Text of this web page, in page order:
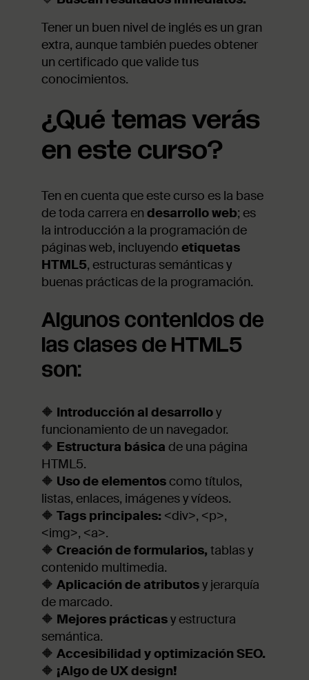
Tener un buen nivel de inglés es un gran
extra, aunque también puedes obtener
un certificado que valide tus
conocimientos.
¿Qué temas verás
en este curso?
Ten en cuenta que este curso es la base
de toda carrera en desarrollo web; es
la introducción a la programación de
páginas web, incluyendo etiquetas
HTML5, estructuras semánticas y
buenas prácticas de la programación.
Algunos contenidos de
las clases de HTML5
son:
🔶 Introducción al desarrolloy
funcionamiento de un navegador.
🔶 Estructura básica de una página
HTML5.
🔶 Uso de elementoscomo títulos,
listas, enlaces, imágenes y vídeos.
🔶 Tags principales: <div>, <p>,
<img>, <a>.
🔶 Creación de formularios, tablas y
contenido multimedia.
🔶 Aplicación de atributosy jerarquía
de marcado.
🔶 Mejores prácticasy estructura
semántica.
🔶 Accesibilidad y optimización SEO.
🔶 ¡Algo de UX design!